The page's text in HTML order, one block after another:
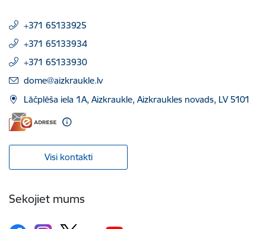
+371 65133925
+371 65133934
+371 65133930
E-pasts:
dome@aizkraukle.lv
Lāčplēša iela 1A, Aizkraukle, Aizkraukles novads, LV 5101
Visi kontakti
Sekojiet mums